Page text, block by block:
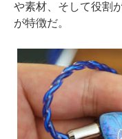
や素材、そして役割
が特徴だ。